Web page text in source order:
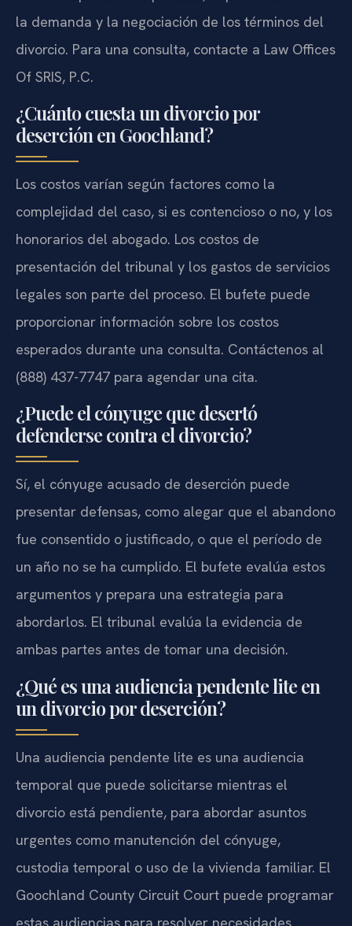
la demanda y la negociación de los términos del
divorcio. Para una consulta, contacte a Law Offices
Of SRIS, P.C.
¿Cuánto cuesta un divorcio por
deserción en Goochland?
Los costos varían según factores como la
complejidad del caso, si es contencioso o no, y los
honorarios del abogado. Los costos de
presentación del tribunal y los gastos de servicios
legales son parte del proceso. El bufete puede
proporcionar información sobre los costos
esperados durante una consulta. Contáctenos al
(888) 437-7747 para agendar una cita.
¿Puede el cónyuge que desertó
defenderse contra el divorcio?
Sí, el cónyuge acusado de deserción puede
presentar defensas, como alegar que el abandono
fue consentido o justificado, o que el período de
un año no se ha cumplido. El bufete evalúa estos
argumentos y prepara una estrategia para
abordarlos. El tribunal evalúa la evidencia de
ambas partes antes de tomar una decisión.
¿Qué es una audiencia pendente lite en
un divorcio por deserción?
Una audiencia pendente lite es una audiencia
temporal que puede solicitarse mientras el
divorcio está pendiente, para abordar asuntos
urgentes como manutención del cónyuge,
custodia temporal o uso de la vivienda familiar. El
Goochland County Circuit Court puede programar
estas audiencias para resolver necesidades